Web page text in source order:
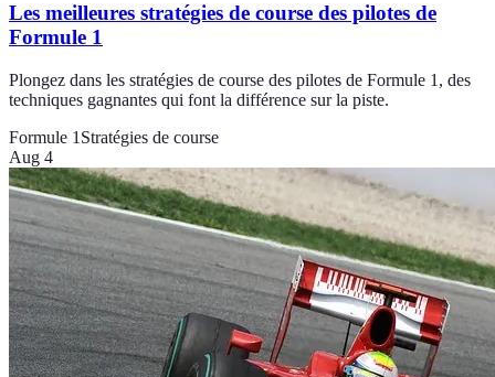
Les meilleures stratégies de course des pilotes de
Formule 1
Plongez dans les stratégies de course des pilotes de Formule 1, des
techniques gagnantes qui font la différence sur la piste.
Formule 1 Stratégies de course
Aug 4